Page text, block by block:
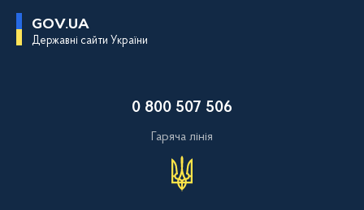
GOV.UA
Державні сайти України
0 800 507 506
Гаряча лінія